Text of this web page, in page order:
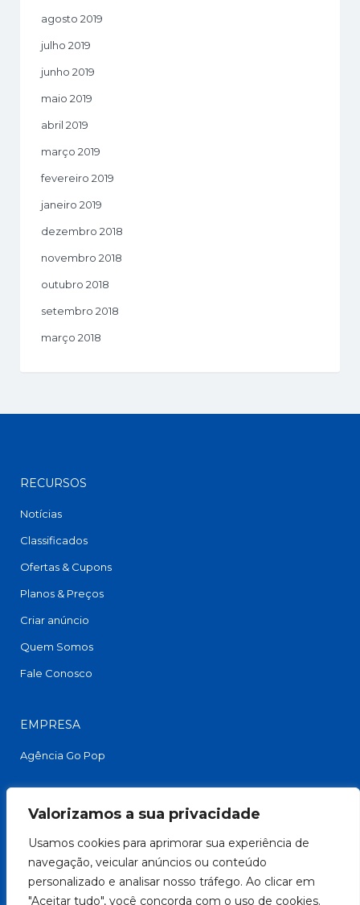
Valorizamos a sua privacidade
Usamos cookies para aprimorar sua experiência de
navegação, veicular anúncios ou conteúdo
personalizado e analisar nosso tráfego. Ao clicar em
"Aceitar tudo", você concorda com o uso de cookies.
agosto 2019
julho 2019
junho 2019
maio 2019
abril 2019
março 2019
fevereiro 2019
janeiro 2019
dezembro 2018
novembro 2018
outubro 2018
setembro 2018
março 2018
RECURSOS
Notícias
Classificados
Ofertas & Cupons
Planos & Preços
Criar anúncio
Quem Somos
Fale Conosco
EMPRESA
Agência Go Pop
FACEBOOK